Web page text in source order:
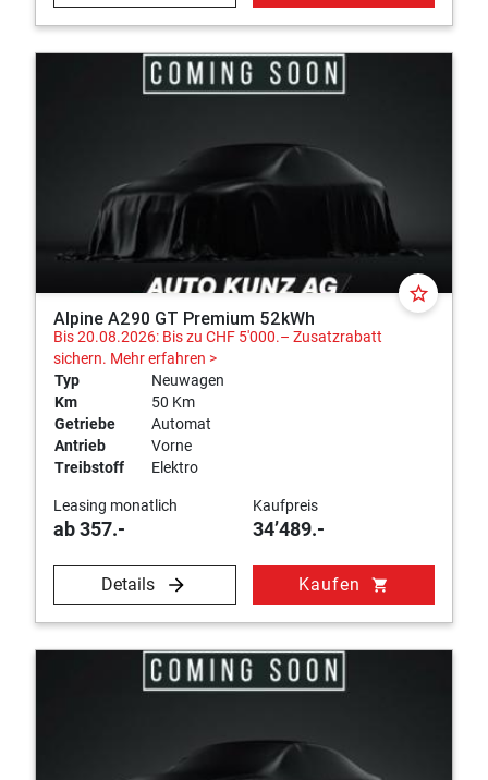
star_border
Alpine A290 GT Premium 52kWh
Bis 20.08.2026: Bis zu CHF 5'000.– Zusatzrabatt
sichern. Mehr erfahren >
Typ
Neuwagen
Km
50 Km
Getriebe
Automat
Antrieb
Vorne
Treibstoff
Elektro
Leasing monatlich
ab 357.-
Kaufpreis
34’489.-
Details Kaufen shopping_cart